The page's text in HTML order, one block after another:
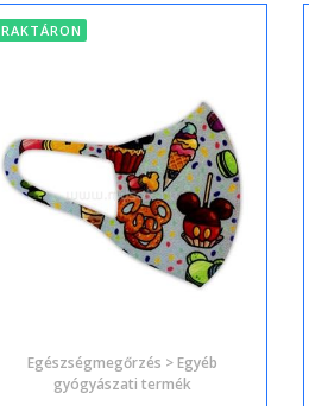
RAKTÁRON
Egészségmegőrzés > Egyéb
gyógyászati termék